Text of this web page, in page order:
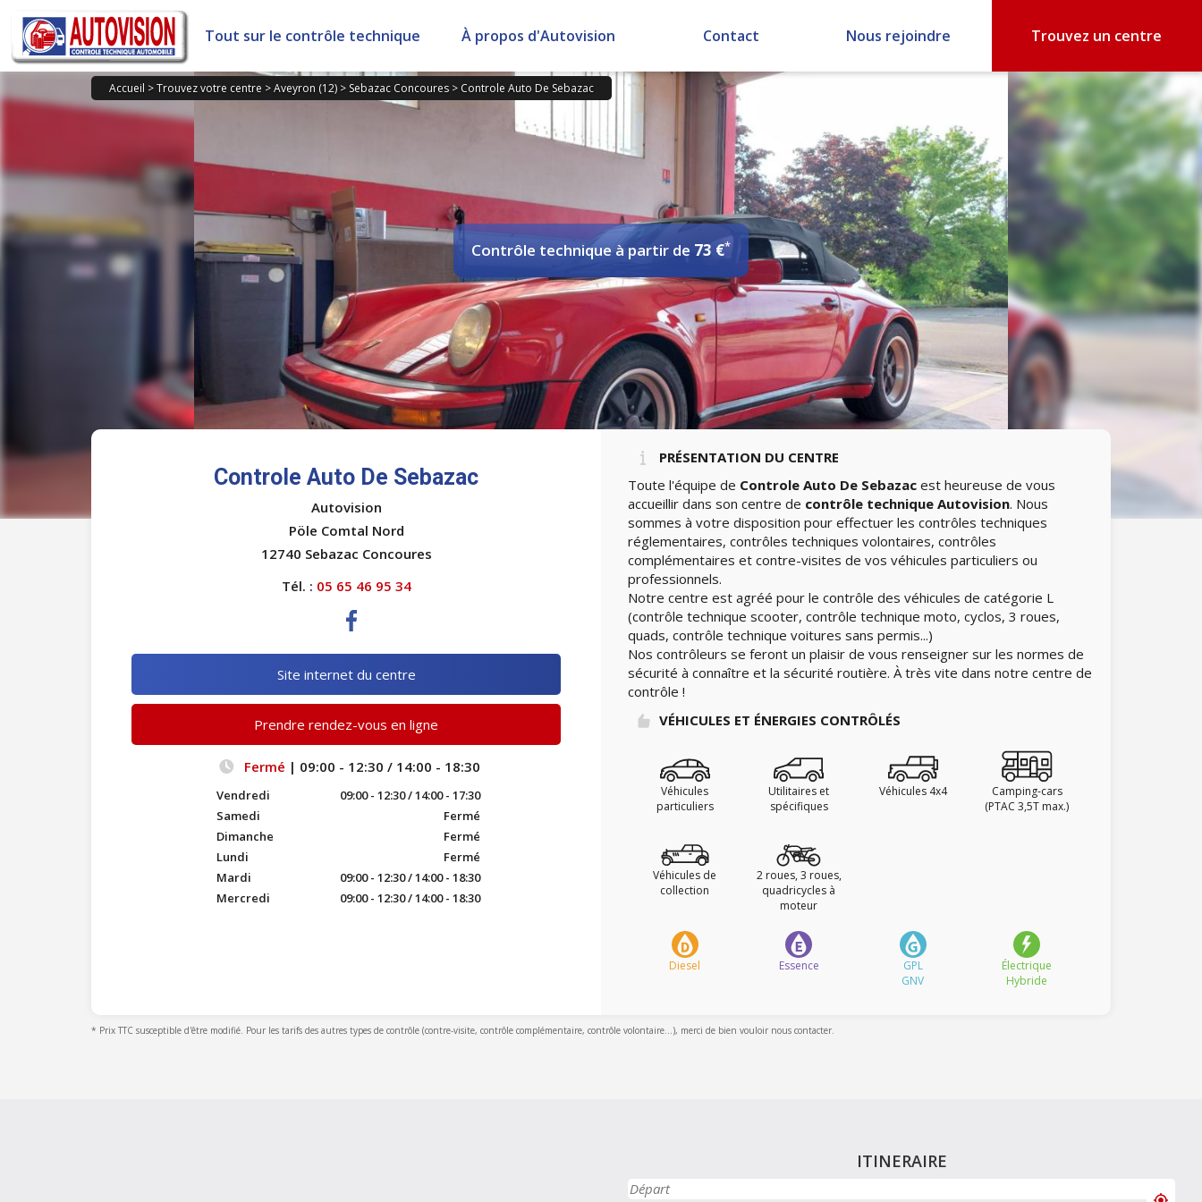
Panneau de gestion des cookies
Tout sur le contrôle technique À propos d'Autovision Contact Nous rejoindre Trouvez un centre
Accueil >Trouvez votre centre >Aveyron (12) > Sebazac Concoures > Controle Auto De Sebazac
Contrôle techniqueà partir de 73 €*
Controle Auto De Sebazac
Autovision
Pöle Comtal Nord
12740 Sebazac Concoures
Tél. : 05 65 46 95 34
Site internet du centre
Prendre rendez-vous en ligne
Fermé | 09:00 - 12:30 / 14:00 - 18:30
Vendredi
09:00 - 12:30 / 14:00 - 17:30
Samedi
Fermé
Dimanche
Fermé
Lundi
Fermé
Mardi
09:00 - 12:30 / 14:00 - 18:30
Mercredi
09:00 - 12:30 / 14:00 - 18:30
PRÉSENTATION DU CENTRE
Toute l'équipe de Controle Auto De Sebazac est heureuse de vous
accueillir dans son centre de contrôle technique Autovision. Nous
sommes à votre disposition pour effectuer les contrôles techniques
réglementaires, contrôles techniques volontaires, contrôles
complémentaires et contre-visites de vos véhicules particuliers ou
professionnels.
Notre centre est agréé pour le contrôle des véhicules de catégorie L
(contrôle technique scooter, contrôle technique moto, cyclos, 3 roues,
quads, contrôle technique voitures sans permis...)
Nos contrôleurs se feront un plaisir de vous renseigner sur les normes de
sécurité à connaître et la sécurité routière. À très vite dans notre centre de
contrôle !
VÉHICULES ET ÉNERGIES CONTRÔLÉS
Véhicules
particuliers
Utilitaires et
spécifiques
Véhicules 4x4
Camping-cars
(PTAC 3,5T max.)
Véhicules de
collection
2 roues, 3 roues,
quadricycles à
moteur
Diesel Essence
GPL
GNV
Électrique
Hybride
* Prix TTC susceptible d'être modifié. Pour les tarifs des autres types de contrôle (contre-visite, contrôle complémentaire, contrôle volontaire...), merci de bien vouloir nous contacter.
ITINERAIRE